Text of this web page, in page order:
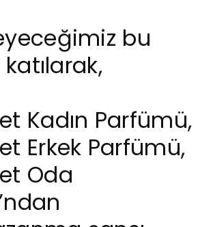
bu
Kadın Parfümü,
Erkek Parfümü,
Oda